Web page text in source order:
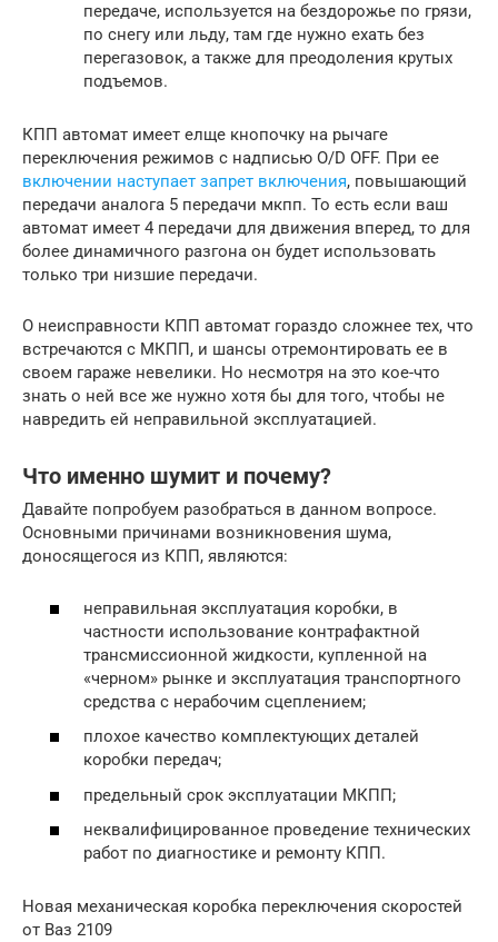
передаче, используется на бездорожье по грязи,
по снегу или льду, там где нужно ехать без
перегазовок, а также для преодоления крутых
подъемов.
КПП автомат имеет елще кнопочку на рычаге
переключения режимов с надписью O/D OFF. При ее
включении наступает запрет включения, повышающий
передачи аналога 5 передачи мкпп. То есть если ваш
автомат имеет 4 передачи для движения вперед, то для
более динамичного разгона он будет использовать
только три низшие передачи.
О неисправности КПП автомат гораздо сложнее тех, что
встречаются с МКПП, и шансы отремонтировать ее в
своем гараже невелики. Но несмотря на это кое-что
знать о ней все же нужно хотя бы для того, чтобы не
навредить ей неправильной эксплуатацией.
Что именно шумит и почему?
Давайте попробуем разобраться в данном вопросе.
Основными причинами возникновения шума,
доносящегося из КПП, являются:
неправильная эксплуатация коробки, в
частности использование контрафактной
трансмиссионной жидкости, купленной на
«черном» рынке и эксплуатация транспортного
средства с нерабочим сцеплением;
плохое качество комплектующих деталей
коробки передач;
предельный срок эксплуатации МКПП;
неквалифицированное проведение технических
работ по диагностике и ремонту КПП.
Новая механическая коробка переключения скоростей
от Ваз 2109